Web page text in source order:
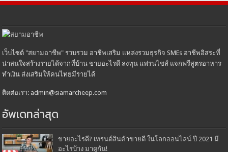
เว็บไซต์ "สยามอาชีพ" รวบรวม อาชีพเสริม แหล่งรวมธุรกิจ SMEs อาชีพอิสระที่
น่าสนใจสร้างรายได้จากที่บ้าน ขายอะไรดี ลงทุน แฟรนไชส์ แจกฟรีสูตรอาหาร
ทำเงิน ส่งเสริมให้คนไทยมีรายได้
ติดต่อเรา: admin@siamarcheep.com
อัพเดทล่าสุด
ขายอะไรดี? เทรนด์สินค้าขายดี ในโลกออนไลน์ ปี 2021 มี
อะไรบ้าง มาดูกัน!